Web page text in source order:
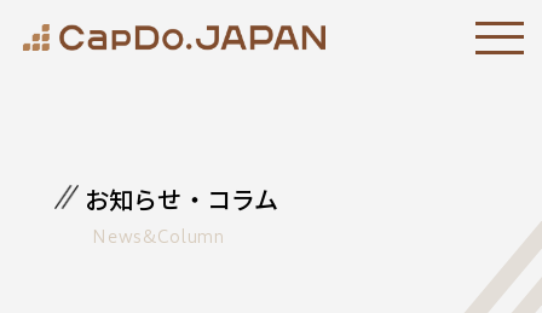
お知らせ・コラム
News&Column